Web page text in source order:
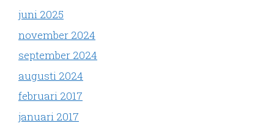
juni 2025
november 2024
september 2024
augusti 2024
februari 2017
januari 2017